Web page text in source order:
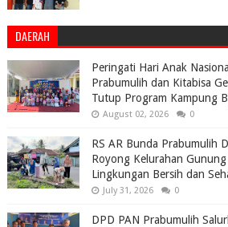
DAERAH
Peringati Hari Anak
Prabumulih dan Kitabisa
Tutup Program Kampung
August 02, 2026 0
RS AR Bunda Prabumulih
Royong Kelurahan
Lingkungan Bersih dan
July 31, 2026 0
DPD PAN Prabumulih